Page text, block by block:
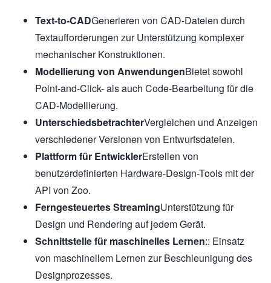
Text-to-CADGenerieren von CAD-Dateien durch
Textaufforderungen zur Unterstützung komplexer
mechanischer Konstruktionen.
Modellierung von AnwendungenBietet sowohl
Point-and-Click- als auch Code-Bearbeitung für die
CAD-Modellierung.
UnterschiedsbetrachterVergleichen und Anzeigen
verschiedener Versionen von Entwurfsdateien.
Plattform für EntwicklerErstellen von
benutzerdefinierten Hardware-Design-Tools mit der
API von Zoo.
Ferngesteuertes StreamingUnterstützung für
Design und Rendering auf jedem Gerät.
Schnittstelle für maschinelles Lernen:: Einsatz
von maschinellem Lernen zur Beschleunigung des
Designprozesses.